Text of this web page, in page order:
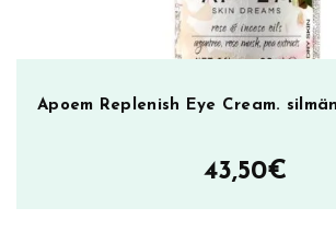
Apoem Replenish Eye Cream.
43,50€